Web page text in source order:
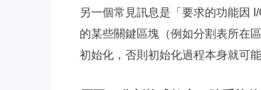
另一個常見訊息是「要求的功能因
的某些關鍵區塊（例如分割表所在
初始化，否則初始化過程本身就可能